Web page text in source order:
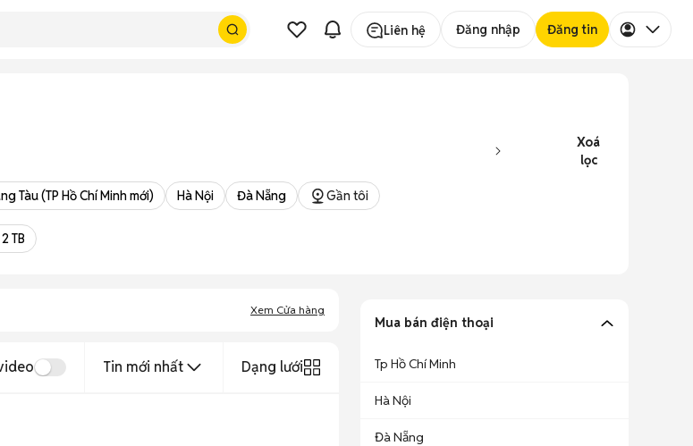
Liên hệ Đăng nhập Đăng tin
Xoá
lọc
Tàu (TP Hồ Chí Minh mới) Hà Nội Đà Nẵng Gần tôi
TB
Xem Cửa hàng
Tin mới nhất Dạng lưới
Mua bán điện thoại
Tp Hồ Chí Minh
Hà Nội
Đà Nẵng